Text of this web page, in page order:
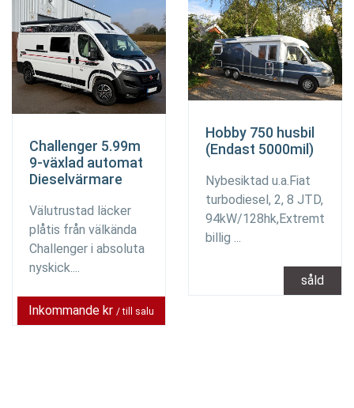
Challenger 5.99m
9-växlad automat
Dieselvärmare
Välutrustad läcker
plåtis från välkända
Challenger i absoluta
nyskick....
Inkommande kr / till salu
Hobby 750 husbil
(Endast 5000mil)
Nybesiktad u.a.Fiat
turbodiesel, 2, 8 JTD,
94kW/128hk,Extremt
billig ...
såld